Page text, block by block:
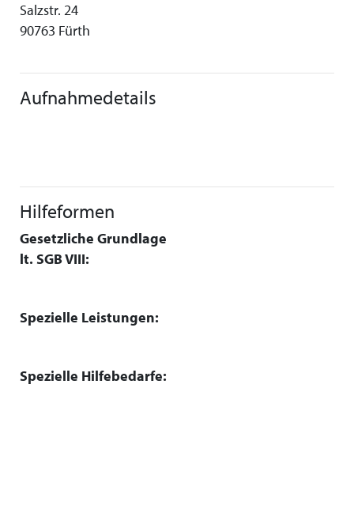
Salzstr. 24
90763 Fürth
Aufnahmedetails
Hilfeformen
Gesetzliche Grundlage
lt. SGB VIII:
Spezielle Leistungen:
Spezielle Hilfebedarfe: